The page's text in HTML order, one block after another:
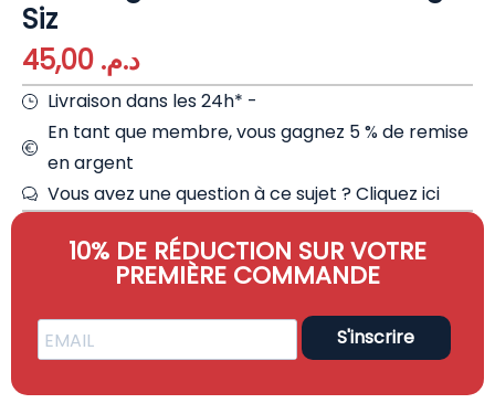
Siz
د.م.
Livraison dans les 24h* -
En tant que membre, vous gagnez 5 % de remise
en argent
Vous avez une question à ce sujet ?Cliquez ici
10% DE RÉDUCTION SUR VOTRE
PREMIÈRE COMMANDE
S'inscrire